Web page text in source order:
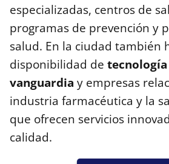
especializadas, centros de
programas de prevención y
salud. En la ciudad también
disponibilidad de
vanguardia y empresas
industria farmacéutica y la
que ofrecen servicios
calidad.